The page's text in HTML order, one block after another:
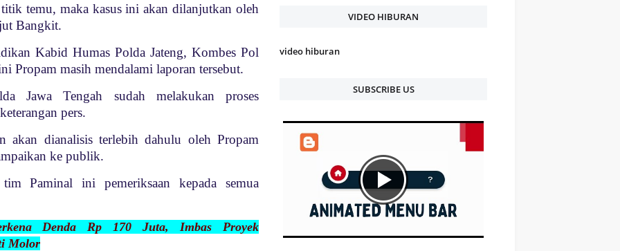
temu, maka kasus ini akan dilanjutkan oleh
Bangkit.
Kabid Humas Polda Jateng, Kombes Pol
Propam masih mendalami laporan tersebut.
Jawa Tengah sudah melakukan proses
pers.
akan dianalisis terlebih dahulu oleh Propam
ke publik.
Paminal ini pemeriksaan kepada semua
Denda Rp 170 Juta, Imbas Proyek
Molor
VIDEO HIBURAN
video hiburan
SUBSCRIBE US